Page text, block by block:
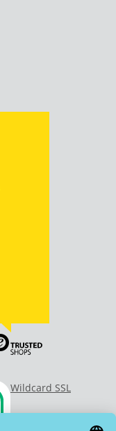
Wildcard SSL